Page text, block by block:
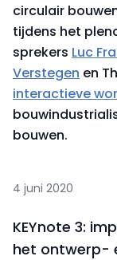
circulair
tijdens het
sprekers Luc
Verstegen en
interactieve
bouwen.
4 juni 2020
KEYnote 3:
het ontwerp-